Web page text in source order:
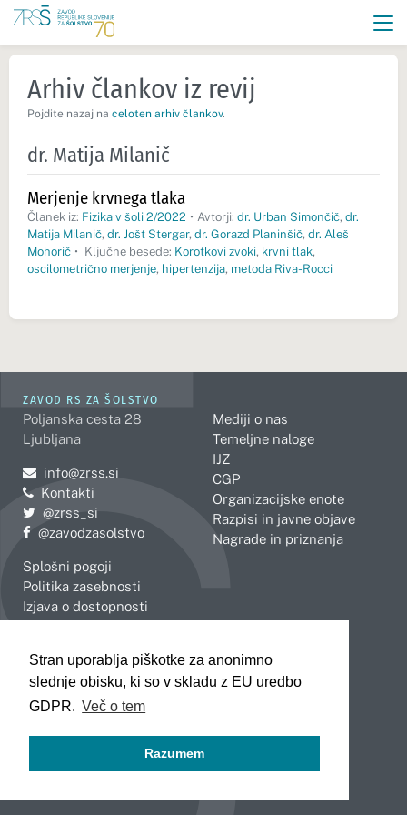
Stran uporablja piškotke za anonimno
slednje obisku, ki so v skladu z EU uredbo
GDPR. Več o tem
Razumem
Arhiv člankov iz revij
Pojdite nazaj na celoten arhiv člankov.
dr. Matija Milanič
Merjenje krvnega tlaka
Članek iz: Fizika v šoli 2/2022 • Avtorji: dr. Urban Simončič, dr.
Matija Milanič, dr. Jošt Stergar, dr. Gorazd Planinšič, dr. Aleš
Mohorič • Ključne besede: Korotkovi zvoki, krvni tlak,
oscilometrično merjenje, hipertenzija, metoda Riva-Rocci
ZAVOD RS ZA ŠOLSTVO
Poljanska cesta 28
Ljubljana
Pošljite e-mail na
info@zrss.si
Kontakti
Pojdite na Twitter:
@zrss_si
Pojdite na Facebook:
@zavodzasolstvo
Splošni pogoji
Politika zasebnosti
Izjava o dostopnosti
Mediji o nas
Temeljne naloge
IJZ
CGP
Organizacijske enote
Razpisi in javne objave
Nagrade in priznanja
Celje
Koper
Kranj
Novo mesto
Slovenj Gradec